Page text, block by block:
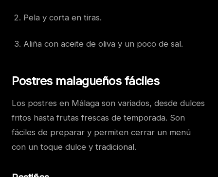
Pela y corta en tiras.
Aliña con aceite de oliva y un poco de sal.
Postres malagueños fáciles
Los postres en Málaga son variados, desde dulces
fritos hasta frutas frescas de temporada. Son
fáciles de preparar y permiten cerrar un menú
con un toque dulce y tradicional.